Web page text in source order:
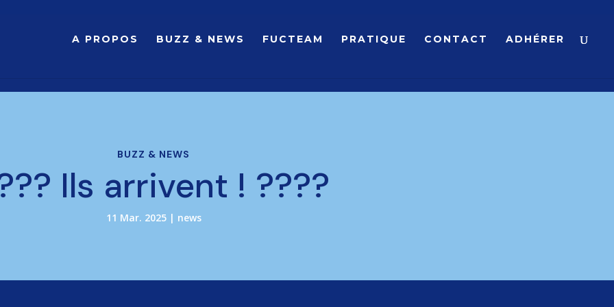
A PROPOS BUZZ & NEWS FUCTEAM PRATIQUE CONTACT ADHÉRER
BUZZ & NEWS
Ils arrivent ! ????
11 Mar. 2025| news